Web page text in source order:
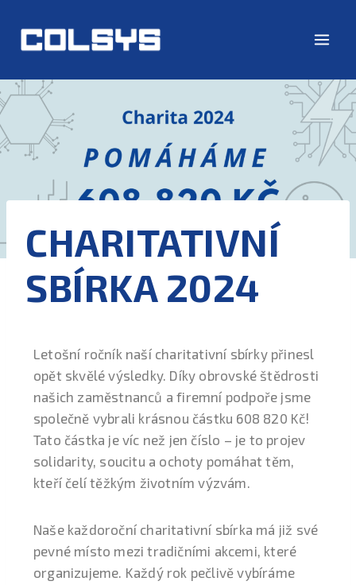
CHARITATIVNÍ
SBÍRKA 2024
Letošní ročník naší charitativní sbírky přinesl
opět skvělé výsledky. Díky obrovské štědrosti
našich zaměstnanců a firemní podpoře jsme
společně vybrali krásnou částku 608 820 Kč!
Tato částka je víc než jen číslo – je to projev
solidarity, soucitu a ochoty pomáhat těm,
kteří čelí těžkým životním výzvám.
Naše každoroční charitativní sbírka má již své
pevné místo mezi tradičními akcemi, které
organizujeme. Každý rok pečlivě vybíráme